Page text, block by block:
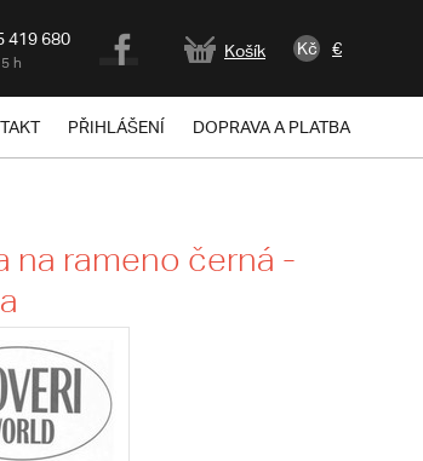
419 680
h
Košík Kč €
PŘIHLÁŠENÍ DOPRAVA A PLATBA
na rameno černá -